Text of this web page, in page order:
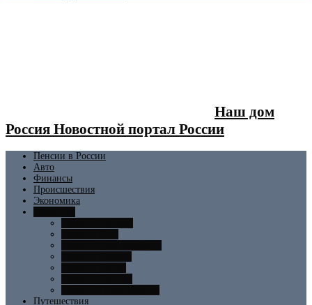
Наш дом
Россия Новостной портал России
Пенсии в России
Авто
Финансы
Происшествия
Экономика
Путешествия